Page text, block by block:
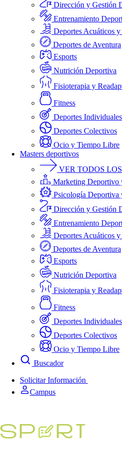
Dirección y Gestión
Entrenamiento
Deportes Acuáticos
Deportes de Aventura
Esports
Nutrición Deportiva
Fisioterapia y
Fitness
Deportes Individuales
Deportes Colectivos
Ocio y Tiempo Libre
Masters deportivos
VER TODOS
Marketing Deportivo
Psicología Deportiva
Dirección y Gestión
Entrenamiento
Deportes Acuáticos
Deportes de Aventura
Esports
Nutrición Deportiva
Fisioterapia y
Fitness
Deportes Individuales
Deportes Colectivos
Ocio y Tiempo Libre
Buscador
Solicitar Información
Campus